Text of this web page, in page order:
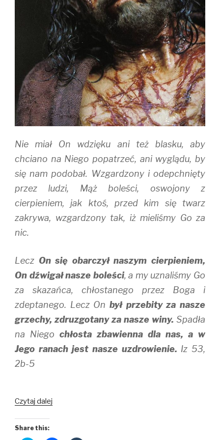
Nie miał On wdzięku ani też blasku, aby
chciano na Niego popatrzeć, ani wyglądu, by
się nam podobał. Wzgardzony i odepchnięty
przez ludzi, Mąż boleści, oswojony z
cierpieniem, jak ktoś, przed kim się twarz
zakrywa, wzgardzony tak, iż mieliśmy Go za
nic.
Lecz On się obarczył naszym cierpieniem,
On dźwigał nasze boleści, a my uznaliśmy Go
za skazańca, chłostanego przez Boga i
zdeptanego. Lecz On był przebity za nasze
grzechy, zdruzgotany za nasze winy. Spadła
na Niego chłosta zbawienna dla nas, a w
Jego ranach jest nasze uzdrowienie. Iz 53,
2b-5
Czytaj dalej
jest
Share this: